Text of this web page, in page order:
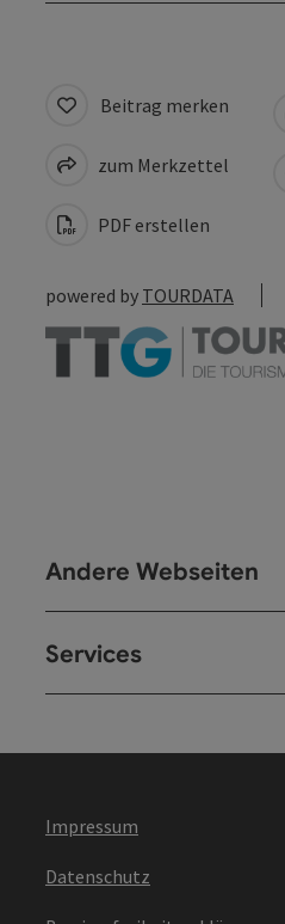
Beitrag merken
zum Merkzettel
PDF erstellen
powered by TOURDATA
Andere Webseiten
Services
Impressum
Datenschutz